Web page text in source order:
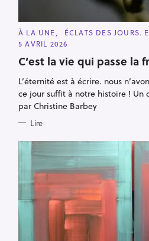
C
T
G
R
I
E
À LA UNE ÉCLATS DES JOURS.
5 AVRIL 2026
C’est la vie qui passe la
L’éternité est à écrire. nous
ce jour suffit à notre histoire ! Un
par Christine Barbey
Lire